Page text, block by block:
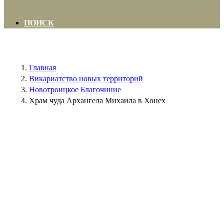
ПОИСК
Главная
Викариатство новых территорий
Новотроицкое Благочиние
Храм чуда Архангела Михаила в Хонех